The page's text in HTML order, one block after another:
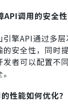
调用的安全性
引擎API通过多
的安全性，同时
发者可以配置不
性能如何优化？